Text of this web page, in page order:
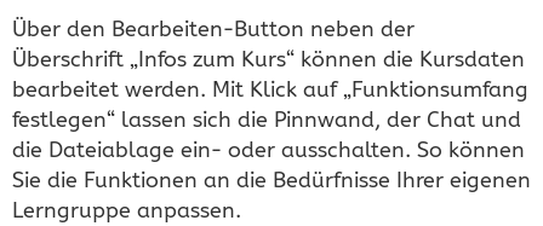
Über den Bearbeiten-Button neben der
Überschrift „Infos zum Kurs“ können die Kursdaten
bearbeitet werden. Mit Klick auf „Funktionsumfang
festlegen“ lassen sich die Pinnwand, der Chat und
die Dateiablage ein- oder ausschalten. So können
Sie die Funktionen an die Bedürfnisse Ihrer eigenen
Lerngruppe anpassen.